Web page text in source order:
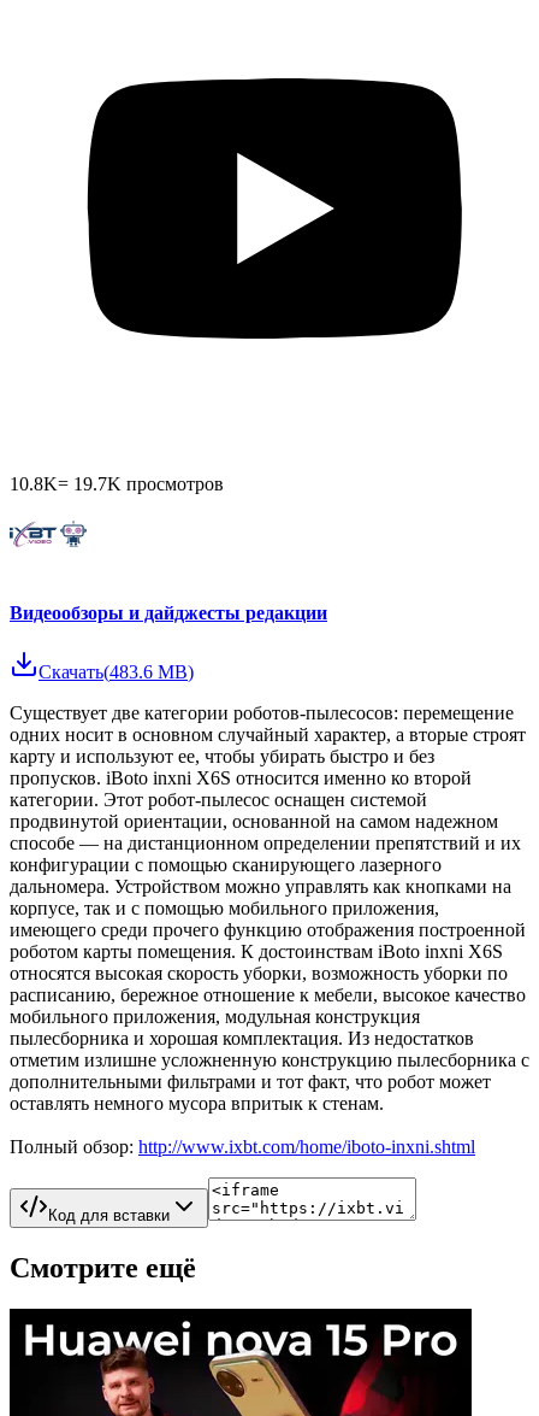
10.8K= 19.7K просмотров
Видеообзоры и дайджесты редакции
Скачать(483.6 MB)
Существует две категории роботов-пылесосов: перемещение
одних носит в основном случайный характер, а вторые строят
карту и используют ее, чтобы убирать быстро и без
пропусков. iBoto inxni X6S относится именно ко второй
категории. Этот робот-пылесос оснащен системой
продвинутой ориентации, основанной на самом надежном
способе — на дистанционном определении препятствий и их
конфигурации с помощью сканирующего лазерного
дальномера. Устройством можно управлять как кнопками на
корпусе, так и с помощью мобильного приложения,
имеющего среди прочего функцию отображения построенной
роботом карты помещения. К достоинствам iBoto inxni X6S
относятся высокая скорость уборки, возможность уборки по
расписанию, бережное отношение к мебели, высокое качество
мобильного приложения, модульная конструкция
пылесборника и хорошая комплектация. Из недостатков
отметим излишне усложненную конструкцию пылесборника с
дополнительными фильтрами и тот факт, что робот может
оставлять немного мусора впритык к стенам.
Полный обзор: http://www.ixbt.com/home/iboto-inxni.shtml
Код для вставки
Смотрите ещё